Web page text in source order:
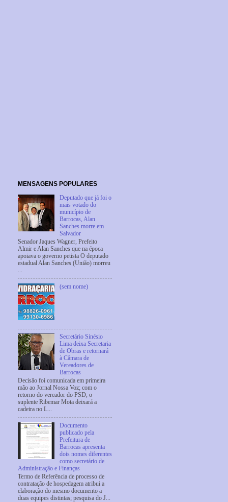
MENSAGENS POPULARES
Deputado que já foi o
mais votado do
município de
Barrocas, Alan
Sanches morre em
Salvador
Senador Jaques Wagner, Prefeito
Almir e Alan Sanches que na época
apoiava o governo petista O deputado
estadual Alan Sanches (União) morreu
...
(sem nome)
Secretário Sinésio
Lima deixa Secretaria
de Obras e retornará
à Câmara de
Vereadores de
Barrocas
Decisão foi comunicada em primeira
mão ao Jornal Nossa Voz; com o
retorno do vereador do PSD, o
suplente Ribemar Mota deixará a
cadeira no L...
Documento
publicado pela
Prefeitura de
Barrocas apresenta
dois nomes diferentes
como secretário de
Administração e Finanças
Termo de Referência de processo de
contratação de hospedagem atribui a
elaboração do mesmo documento a
duas equipes distintas; pesquisa do J...